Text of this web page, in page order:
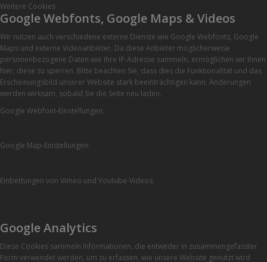
Weitere Cookies
Google Webfonts, Google Maps & Videos
Wir nutzen auch verschiedene externe Dienste wie Google Webfonts, Google
Maps und externe Videoanbieter. Da diese Anbieter möglicherweise
personenbezogene Daten wie Ihre IP-Adresse sammeln, ermöglichen wir Ihnen
hier, diese zu sperren. Bitte beachten Sie, dass dies die Funktionalität und das
Erscheinungsbild unserer Website stark beeinträchtigen kann. Änderungen
werden wirksam, sobald Sie die Seite neu laden.
Google Webfont-Einstellungen:
Google Map-Einstellungen:
Einbettungen von Vimeo und Youtube-Videos:
Google Analytics
Diese Cookies sammeln Informationen, die entweder in zusammengefasster
Form verwendet werden, um zu erfassen, wie unsere Website genutzt wird